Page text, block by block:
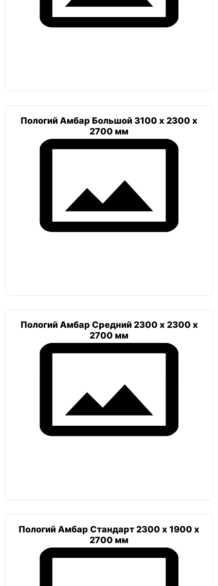
Пологий Амбар Большой 3100 х 2300 х
2700 мм
Пологий Амбар Средний 2300 х 2300 х
2700 мм
Пологий Амбар Стандарт 2300 х 1900 х
2700 мм